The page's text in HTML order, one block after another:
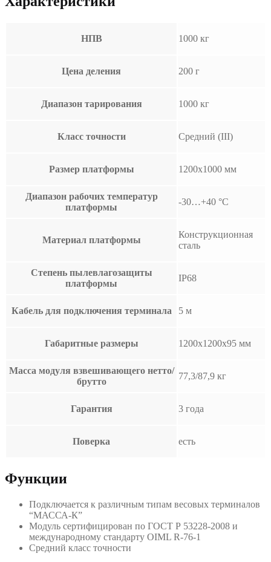
НПВ 1000 кг
Цена деления 200 г
Диапазон тарирования 1000 кг
Класс точности Средний (III)
Размер платформы 1200х1000 мм
Диапазон рабочих температур
платформы
-30…+40 °С
Материал платформы
Конструкционная
сталь
Степень пылевлагозащиты
платформы
IP68
Кабель для подключения терминала 5 м
Габаритные размеры 1200х1200х95 мм
Масса модуля взвешивающего нетто/
брутто
77,3/87,9 кг
Гарантия 3 года
Поверка есть
Функции
Подключается к различным типам весовых терминалов
“МАССА-К”
Модуль сертифицирован по ГОСТ Р 53228-2008 и
международному стандарту OIML R-76-1
Средний класс точности